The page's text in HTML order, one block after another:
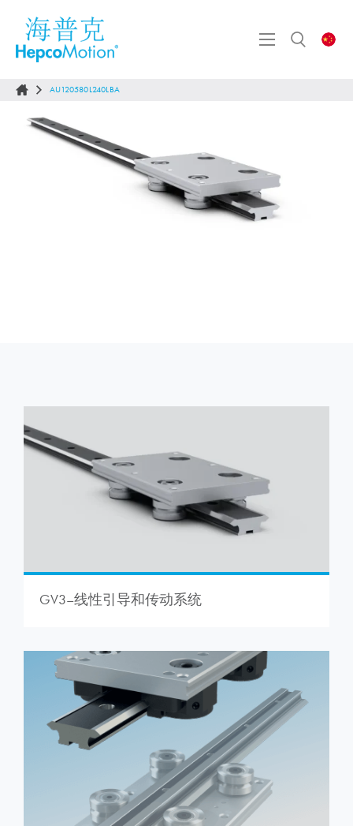
AU120580L240LBA
GV3–线性引导和传动系统